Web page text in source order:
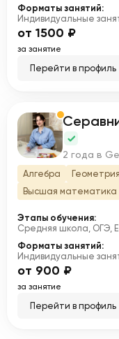
Форматы занятий:
Индивидуальные
от 1500 ₽
за занятие
Перейти в профиль
С 2 года в
Алгебра Геометрия
Высшая математика
Этапы обучения:
Средняя школа, ОГЭ,
Форматы занятий:
Индивидуальные
от 900 ₽
за занятие
Перейти в профиль